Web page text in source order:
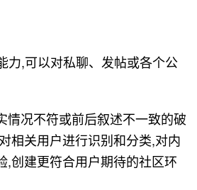
力,可以对私聊、发帖或各个公
况不符或前后叙述不一致的破
相关用户进行识别和分类,对内
,创建更符合用户期待的社区环